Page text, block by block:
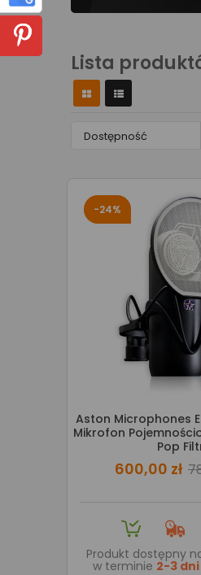
Lista
Dostępność
-24%
Aston Microphones
Mikrofon
Pop
600,00 zł
Produkt dostępny
w terminie 2-3